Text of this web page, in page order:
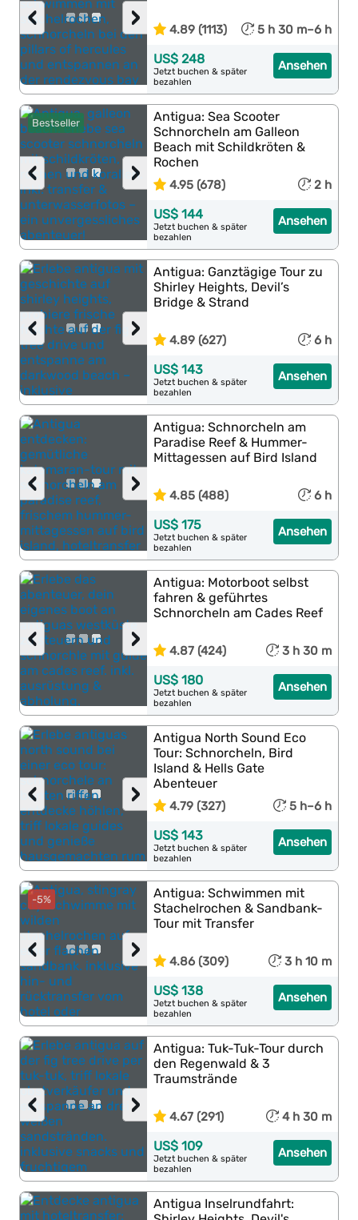
›
‹ 4.89 (1113) 5 h 30 m–6 h
Ansehen
US$ 248
Jetzt buchen & später
bezahlen
Bestseller
›
‹
Antigua: Sea Scooter
Schnorcheln am Galleon
Beach mit Schildkröten &
Rochen
4.95 (678) 2 h
Ansehen
US$ 144
Jetzt buchen & später
bezahlen
›
‹
Antigua: Ganztägige Tour zu
Shirley Heights, Devil’s
Bridge & Strand
4.89 (627) 6 h
Ansehen
US$ 143
Jetzt buchen & später
bezahlen
›
‹
Antigua: Schnorcheln am
Paradise Reef & Hummer-
Mittagessen auf Bird Island
4.85 (488) 6 h
Ansehen
US$ 175
Jetzt buchen & später
bezahlen
›
‹
Antigua: Motorboot selbst
fahren & geführtes
Schnorcheln am Cades Reef
4.87 (424) 3 h 30 m
Ansehen
US$ 180
Jetzt buchen & später
bezahlen
›
‹
Antigua North Sound Eco
Tour: Schnorcheln, Bird
Island & Hells Gate
Abenteuer
4.79 (327) 5 h–6 h
Ansehen
US$ 143
Jetzt buchen & später
bezahlen
-5%
›
‹
Antigua: Schwimmen mit
Stachelrochen & Sandbank-
Tour mit Transfer
4.86 (309) 3 h 10 m
Ansehen
US$ 138
Jetzt buchen & später
bezahlen
›
‹
Antigua: Tuk-Tuk-Tour durch
den Regenwald & 3
Traumstrände
4.67 (291) 4 h 30 m
Ansehen
US$ 109
Jetzt buchen & später
bezahlen
Antigua Inselrundfahrt: